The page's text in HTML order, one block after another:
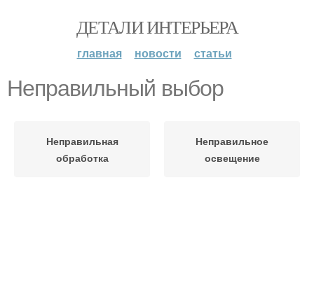
ДЕТАЛИ ИНТЕРЬЕРА
главная новости статьи
Неправильный выбор
Неправильная
обработка
Неправильное
освещение